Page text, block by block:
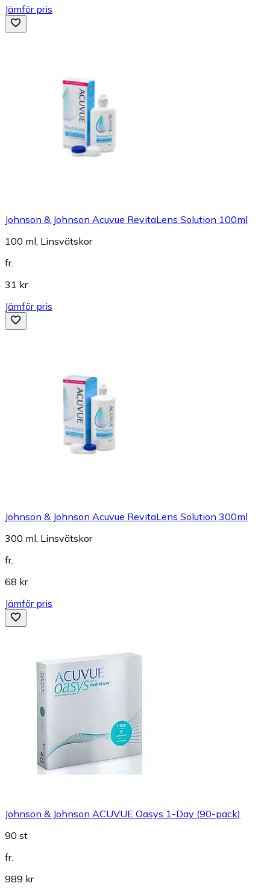
Jämför pris
Johnson & Johnson Acuvue RevitaLens Solution 100ml
100 ml, Linsvätskor
fr.
31 kr
Jämför pris
Johnson & Johnson Acuvue RevitaLens Solution 300ml
300 ml, Linsvätskor
fr.
68 kr
Jämför pris
Johnson & Johnson ACUVUE Oasys 1-Day (90-pack)
90 st
fr.
989 kr